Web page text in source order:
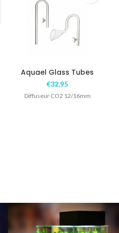
Aquael Glass Tubes
€32,95
Diffuseur CO2 12/16mm